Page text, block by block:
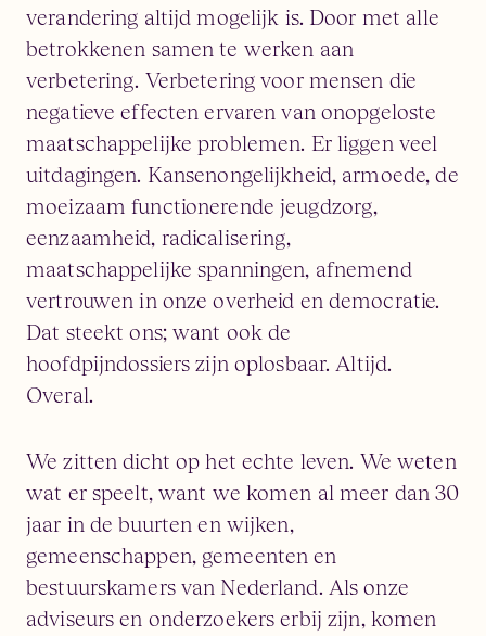
verandering altijd mogelijk is. Door met alle
betrokkenen samen te werken aan
verbetering. Verbetering voor mensen die
negatieve effecten ervaren van onopgeloste
maatschappelijke problemen. Er liggen veel
uitdagingen. Kansenongelijkheid, armoede, de
moeizaam functionerende jeugdzorg,
eenzaamheid, radicalisering,
maatschappelijke spanningen, afnemend
vertrouwen in onze overheid en democratie.
Dat steekt ons; want ook de
hoofdpijndossiers zijn oplosbaar. Altijd.
Overal.
We zitten dicht op het echte leven. We weten
wat er speelt, want we komen al meer dan 30
jaar in de buurten en wijken,
gemeenschappen, gemeenten en
bestuurskamers van Nederland. Als onze
adviseurs en onderzoekers erbij zijn, komen